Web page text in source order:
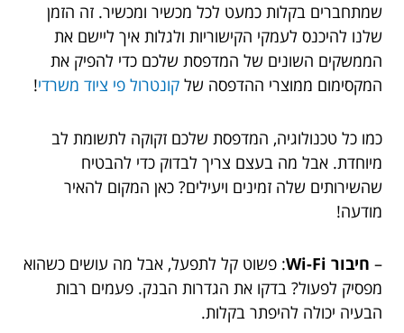
שמתחברים בקלות כמעט לכל מכשיר ומכשיר. זה הזמן
שלנו להיכנס לעמקי הקישוריות ולגלות איך ליישם את
הממשקים השונים של המדפסת שלכם כדי להפיק את
המקסימום ממוצרי ההדפסה של קונטרול פי ציוד משרדי!
כמו כל טכנולוגיה, המדפסת שלכם זקוקה לתשומת לב
מיוחדת. אבל מה בעצם צריך לבדוק כדי להבטיח
שהשירותים שלה זמינים ויעילים? כאן המקום להאיר
מודעה!
– חיבור Wi-Fi
: פשוט קל לתפעל, אבל מה עושים כשהוא
מפסיק לפעול? בדקו את הגדרות הבנק. פעמים רבות
הבעיה יכולה להיפתר בקלות.